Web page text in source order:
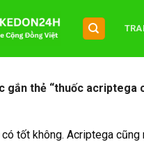
gắn thẻ “thuốc acriptega
tốt không. Acriptega